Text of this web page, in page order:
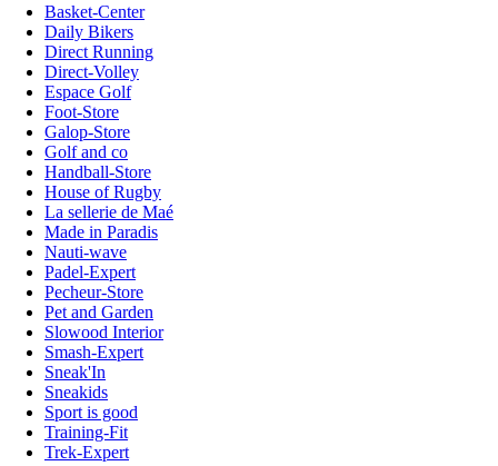
Basket-Center
Daily Bikers
Direct Running
Direct-Volley
Espace Golf
Foot-Store
Galop-Store
Golf and co
Handball-Store
House of Rugby
La sellerie de Maé
Made in Paradis
Nauti-wave
Padel-Expert
Pecheur-Store
Pet and Garden
Slowood Interior
Smash-Expert
Sneak'In
Sneakids
Sport is good
Training-Fit
Trek-Expert